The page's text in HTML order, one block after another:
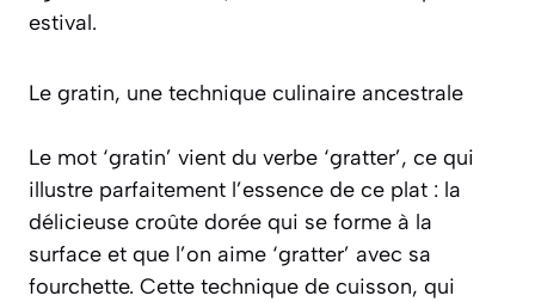
estival.
Le gratin, une technique culinaire ancestrale
Le mot ‘gratin’ vient du verbe ‘gratter’, ce qui
illustre parfaitement l’essence de ce plat : la
délicieuse croûte dorée qui se forme à la
surface et que l’on aime ‘gratter’ avec sa
fourchette. Cette technique de cuisson, qui